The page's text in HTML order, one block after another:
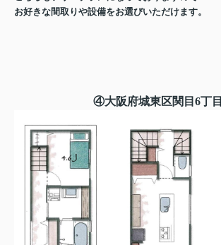
お好きな間取りや設備をお選びいただけます。
④大阪府城東区関目6丁目